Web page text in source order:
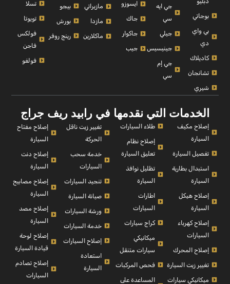
بوجاتي
بي واي
دي
كاديلاك
تشانجان
شيري
جي ايه
سي
جيلي
جينيسيس
جي إم
سي
ايسوزو
جاك
جاكوار
جيب
مازيراتي
مازدا
ماكلارين
بيجو
بورش
رينج روفر
تسلا
تويوتا
فولكس
فاجن
فولفو
الخدمات التي نقدمها في رابيد ريف جراج
إصلاح مكيف
السيارة
تفصيل السيارة
استبدال بطارية
السيارة
إصلاح هيكل
السيارة
إصلاح كهرباء
السيارات
إصلاح المحرك
تغيير زيت السيارة
ميكانيكي سيارات
طلاء السيارات
إصلاح نظام
تعليق السيارة
تظليل نوافذ
السيارة
اطارات
السيارات
كراج سيارات
ميكانيكي
سيارات متنقل
فحص المركبات
المساعدة على
تغيير زيت ناقل
الحركة
خدمة سحب
السيارات
تنجيد السيارات
صيانة السيارة
ورشة السيارات
خدمة السيارات
إصلاح السيارات
استعادة
السيارة
إصلاح مفتاح
السيارة
إصلاح دنت
السيارة
إصلاح مصابيح
السيارة
إصلاح مصد
السيارة
إصلاح لوحة
قيادة السيارة
إصلاح تصادم
السيارات